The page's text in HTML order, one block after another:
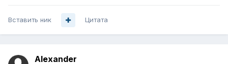
Вставить ник Цитата
Alexander